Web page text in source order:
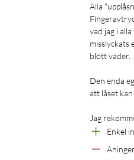
AES-kryptering: För att
åtkomstpunkter är skyddade.
Temporära koder: Skapa och
siffror före och efter din
1st uppladdningsbart batteri
Alla
vad jag i
misslyckats
blött väder.
Den enda
att låset
Jag
Enkel